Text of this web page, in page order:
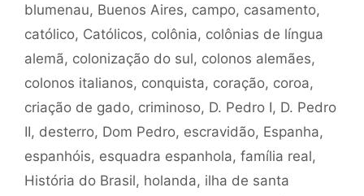
blumenau, Buenos Aires, campo, casamento,
católico, Católicos, colônia, colônias de língua
alemã, colonização do sul, colonos alemães,
colonos italianos, conquista, coração, coroa,
criação de gado, criminoso, D. Pedro I, D. Pedro
II, desterro, Dom Pedro, escravidão, Espanha,
espanhóis, esquadra espanhola, família real,
História do Brasil, holanda, ilha de santa